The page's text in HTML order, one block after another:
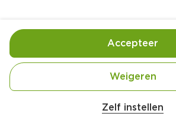
Gebruik- en bewaarinstructies
Koel en droog bewaren.
Belangrijke
Zelf instellen
Weigeren
Accepteer